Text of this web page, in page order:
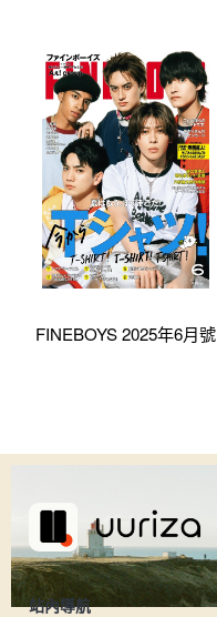
FINEBOYS 2025年6月號
站內導航